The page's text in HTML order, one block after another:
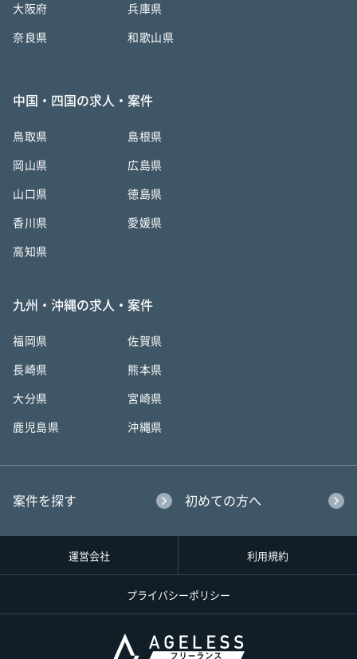
大阪府 兵庫県
奈良県 和歌山県
中国・四国の求人・案件
鳥取県 島根県
岡山県 広島県
山口県 徳島県
香川県 愛媛県
高知県
九州・沖縄の求人・案件
福岡県 佐賀県
長崎県 熊本県
大分県 宮崎県
鹿児島県 沖縄県
案件を探す 初めての方へ
運営会社 利用規約
プライバシーポリシー